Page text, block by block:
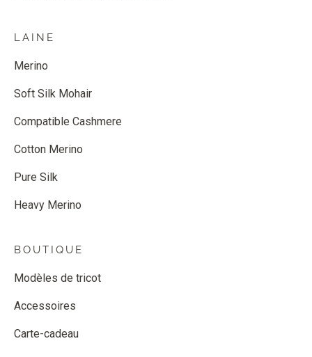
LAINE
Merino
Soft Silk Mohair
Compatible Cashmere
Cotton Merino
Pure Silk
Heavy Merino
BOUTIQUE
Modèles de tricot
Accessoires
Carte-cadeau